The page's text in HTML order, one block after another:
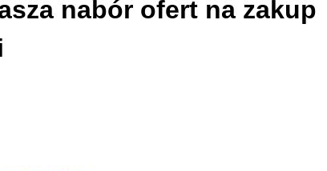
nabór ofert na zakup